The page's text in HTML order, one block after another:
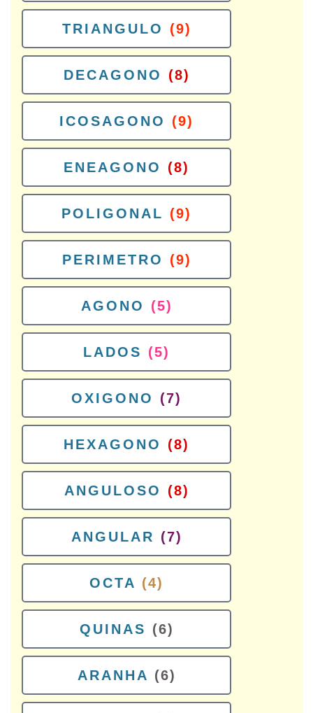
TRIANGULO (9)
DECAGONO (8)
ICOSAGONO (9)
ENEAGONO (8)
POLIGONAL (9)
PERIMETRO (9)
AGONO (5)
LADOS (5)
OXIGONO (7)
HEXAGONO (8)
ANGULOSO (8)
ANGULAR (7)
OCTA (4)
QUINAS (6)
ARANHA (6)